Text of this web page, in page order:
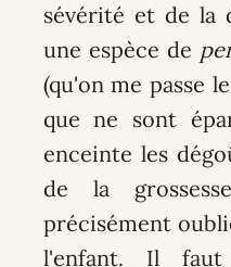
sévérité et de la
une espèce de
(qu'on me passe
que ne sont
enceinte les
de la
précisément
l'enfant. Il